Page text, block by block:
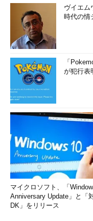
ヴイエム
時代の情
「
が犯行表
マイクロソフト、「
Anniversary Update」と「
DK」をリリース